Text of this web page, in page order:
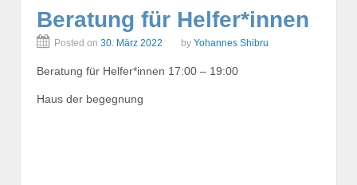
Beratung für Helfer*innen
Posted on 30. März 2022 by Yohannes Shibru
Beratung für Helfer*innen 17:00 – 19:00
Haus der begegnung